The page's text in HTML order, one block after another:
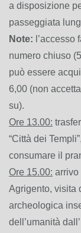
a disposizione
passeggiata
Note:
numero chiuso
può essere
6,00 (non
su).
Ore 13.00:
“Città dei
consumare il
Ore 15.00: arrivo
Agrigento, visita
archeologica
dell’umanità